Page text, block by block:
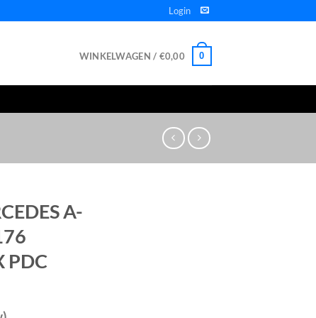
Login
WINKELWAGEN / €0,00 0
A-
PDC